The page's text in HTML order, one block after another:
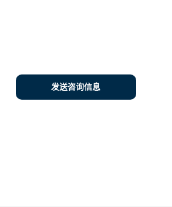
发送咨询信息